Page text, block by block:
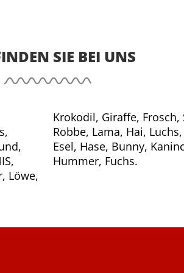
SIE BEI UNS
Löwe,
Hummer, Fuchs.